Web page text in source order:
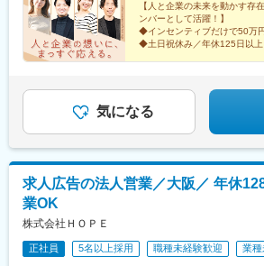
【人と企業の未来を動かす
ンバーとして活躍！】
◆インセンティブだけで50万
◆土日祝休み／年休125日以上
◆裁量の大きさ◎
気になる
求人広告の法人営業／大阪／ 年休
業OK
株式会社ＨＯＰＥ
正社員 5名以上採用 職種未経験歓迎 業種